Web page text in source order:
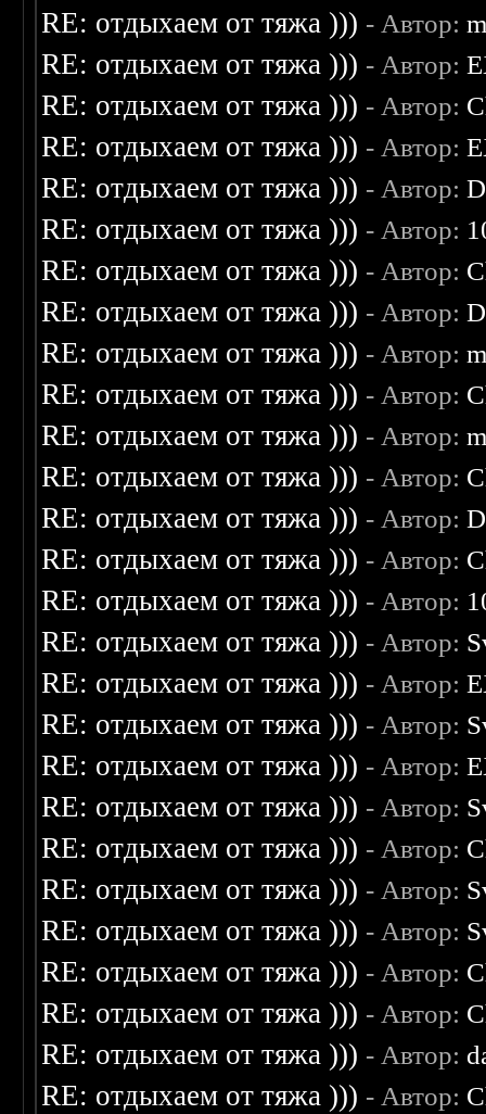
RE: отдыхаем от тяжа ))) - Автор:
RE: отдыхаем от тяжа ))) - Автор:
RE: отдыхаем от тяжа ))) - Автор:
RE: отдыхаем от тяжа ))) - Автор:
RE: отдыхаем от тяжа ))) - Автор:
RE: отдыхаем от тяжа ))) - Автор:
RE: отдыхаем от тяжа ))) - Автор:
RE: отдыхаем от тяжа ))) - Автор:
RE: отдыхаем от тяжа ))) - Автор:
RE: отдыхаем от тяжа ))) - Автор:
RE: отдыхаем от тяжа ))) - Автор:
RE: отдыхаем от тяжа ))) - Автор:
RE: отдыхаем от тяжа ))) - Автор:
RE: отдыхаем от тяжа ))) - Автор:
RE: отдыхаем от тяжа ))) - Автор:
RE: отдыхаем от тяжа ))) - Автор:
RE: отдыхаем от тяжа ))) - Автор:
RE: отдыхаем от тяжа ))) - Автор:
RE: отдыхаем от тяжа ))) - Автор:
RE: отдыхаем от тяжа ))) - Автор:
RE: отдыхаем от тяжа ))) - Автор:
RE: отдыхаем от тяжа ))) - Автор:
RE: отдыхаем от тяжа ))) - Автор:
RE: отдыхаем от тяжа ))) - Автор:
RE: отдыхаем от тяжа ))) - Автор:
RE: отдыхаем от тяжа ))) - Автор:
RE: отдыхаем от тяжа ))) - Автор: